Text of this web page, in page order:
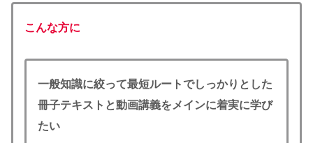
こんな方に
一般知識に絞って最短ルートでしっかりとした
冊子テキストと動画講義をメインに着実に学び
たい